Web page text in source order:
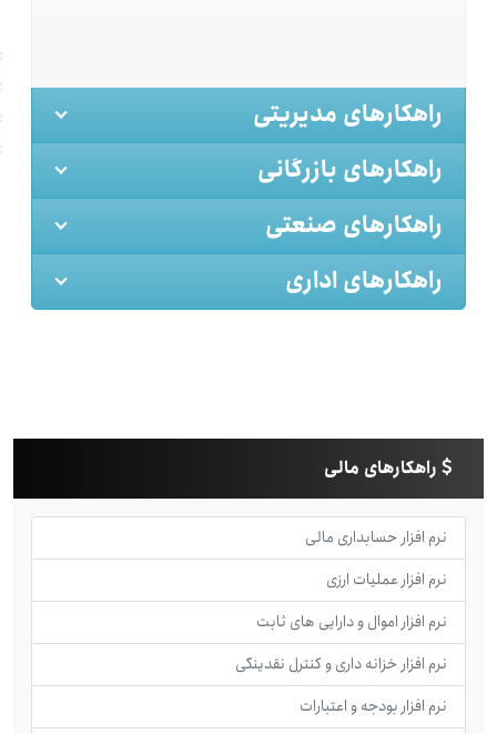
راهکارهای مدیریتی
راهکارهای بازرگانی
راهکارهای صنعتی
راهکارهای اداری
راهکارهای مالی
نرم افزار حسابداری مالی
نرم افزار عملیات ارزی
نرم افزار اموال و دارایی های ثابت
نرم افزار خزانه داری و کنترل نقدینگی
نرم افزار بودجه و اعتبارات